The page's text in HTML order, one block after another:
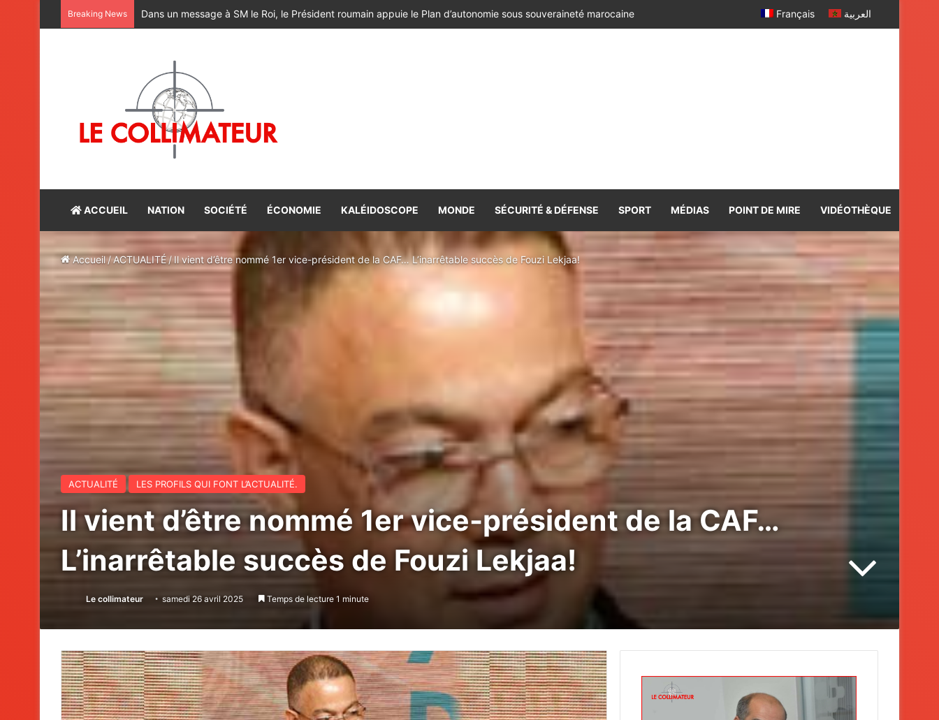
Breaking News M. Bourita reçoit le conseiller du Président de la République de Roumanie, porteur d’un message adressé à SM le Roi Français العربية
ACCUEIL NATION SOCIÉTÉ ÉCONOMIE KALÉIDOSCOPE MONDE SÉCURITÉ & DÉFENSE SPORT MÉDIAS POINT DE MIRE VIDÉOTHÈQUE
Accueil/ACTUALITÉ/Il vient d’être nommé 1er vice-président de la CAF… L’inarrêtable succès de Fouzi Lekjaa!
ACTUALITÉ LES PROFILS QUI FONT L’ACTUALITÉ.
Il vient d’être nommé 1er vice-président de la CAF…
L’inarrêtable succès de Fouzi Lekjaa!
Le collimateur samedi 26 avril 2025 Temps de lecture 1 minute